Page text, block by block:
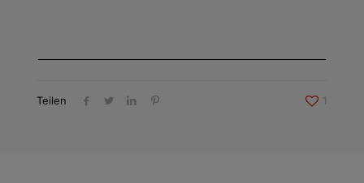
Teilen 1